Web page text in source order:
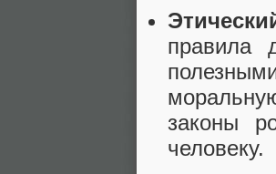
правила
законы
человеку.